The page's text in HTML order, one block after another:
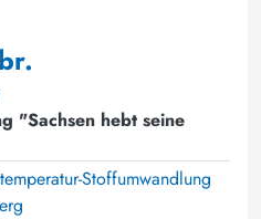
"Sachsen hebt seine
Stoffumwandlung